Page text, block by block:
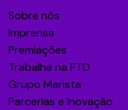
Sobre nós
Imprensa
Premiações
Trabalhe na FTD
Grupo Marista
Parcerias e Inovação